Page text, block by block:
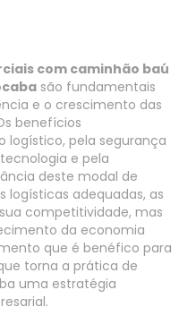
com caminhão baú
são fundamentais
e o crescimento das
benefícios
logístico, pela segurança
e pela
deste modal de
logísticas adequadas, as
competitividade, mas
da economia
que é benéfico para
torna a prática de
uma estratégia